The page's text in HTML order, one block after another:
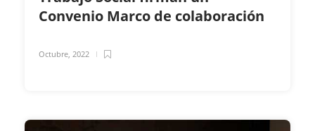
Convenio Marco de colaboración
Octubre, 2022